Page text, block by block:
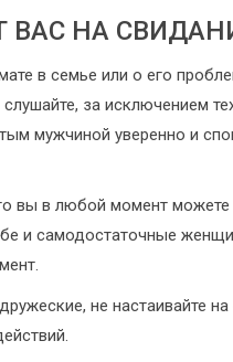
ВАС НА
в семье или о его
за исключением
мужчиной уверенно и
вы в любой момент
и самодостаточные
не настаивайте